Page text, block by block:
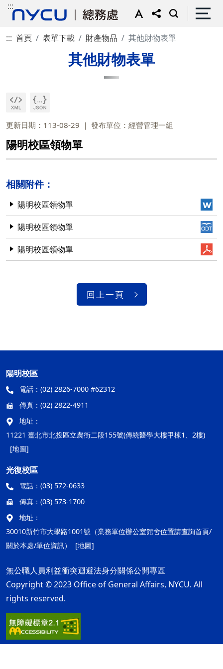
:::
::: 首頁 表單下載 財產物品 其他財物表單
其他財物表單
更新日期：113-08-29 發布單位：經營管理一組
陽明校區領物單
相關附件：
陽明校區領物單
陽明校區領物單
陽明校區領物單
回上一頁
陽明校區
電話： (02) 2826-7000 #62312
傳真： (02) 2822-4911
地址：
11221 臺北市北投區立農街二段155號(傳統醫學大樓甲棟1、2樓)
[地圖]
光復校區
電話： (03) 572-0633
傳真： (03) 573-1700
地址：
30010新竹市大學路1001號（業務單位辦公室館舍位置請查詢首頁/
關於本處/單位資訊）
[地圖]
無公職人員利益衝突迴避法身分關係公開專區
Copyright © 2023 Office of General Affairs, NYCU. All
rights reserved.